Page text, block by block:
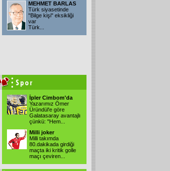
MEHMET BARLAS
Türk siyasetinde
"Bilge kişi" eksikliği
var
Türk...
İpler Cimbom'da
Yazarımız Ömer
Üründül'e göre
Galatasaray avantajlı
çünkü: "Hem...
Milli joker
Milli takımda
80.dakikada girdiği
maçta iki kritik golle
maçı çeviren...